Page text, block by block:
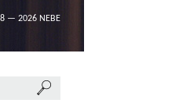
— 2026 NEBE